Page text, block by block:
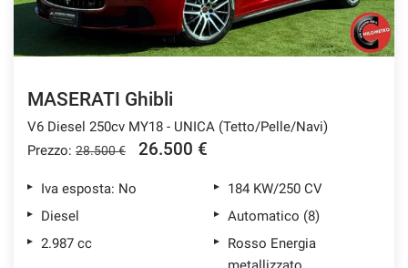
MASERATI Ghibli
V6 Diesel 250cv MY18 - UNICA (Tetto/Pelle/Navi)
Prezzo: 28.500 € 26.500 €
Iva esposta: No
184 KW/250 CV
Diesel
Automatico (8)
2.987 cc
Rosso Energia